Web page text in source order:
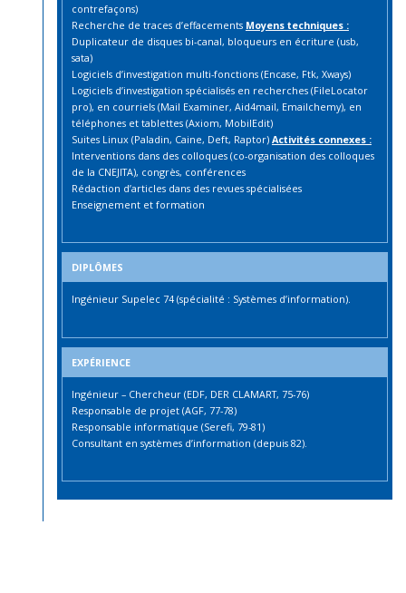
contrefaçons)
Recherche de traces d’effacements Moyens techniques :
Duplicateur de disques bi-canal, bloqueurs en écriture (usb,
sata)
Logiciels d’investigation multi-fonctions (Encase, Ftk, Xways)
Logiciels d’investigation spécialisés en recherches (FileLocator
pro), en courriels (Mail Examiner, Aid4mail, Emailchemy), en
téléphones et tablettes (Axiom, MobilEdit)
Suites Linux (Paladin, Caine, Deft, Raptor) Activités connexes :
Interventions dans des colloques (co-organisation des colloques
de la CNEJITA), congrès, conférences
Rédaction d’articles dans des revues spécialisées
Enseignement et formation
DIPLÔMES
Ingénieur Supelec 74 (spécialité : Systèmes d’information).
EXPÉRIENCE
Ingénieur – Chercheur (EDF, DER CLAMART, 75-76)
Responsable de projet (AGF, 77-78)
Responsable informatique (Serefi, 79-81)
Consultant en systèmes d’information (depuis 82).